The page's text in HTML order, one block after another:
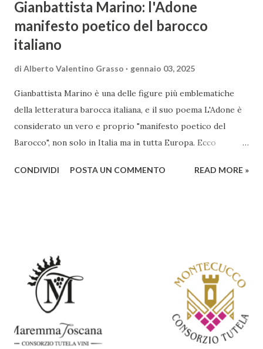
Gianbattista Marino: l'Adone
manifesto poetico del barocco
italiano
di Alberto Valentino Grasso gennaio 03, 2025
Gianbattista Marino è una delle figure più emblematiche
della letteratura barocca italiana, e il suo poema L'Adone è
considerato un vero e proprio "manifesto poetico del
Barocco", non solo in Italia ma in tutta Europa. Ecco
rendono un'opera fondamentale per il periodo. Marino fu
abbracciando invece i principi del Barocco: l'arte come
meraviglia, l'ostentazione della tecnica e la ricerca del
sorprendente. Marino visse in un'epoca di grandi
cambiamenti culturali e sociali, e la sua opera riflette questa
complessità. L'Adone è un poema epico-mitologico in 20
canti, composto da oltre 40.000 versi. Narra la storia
CONDIVIDI POSTA UN COMMENTO READ MORE »